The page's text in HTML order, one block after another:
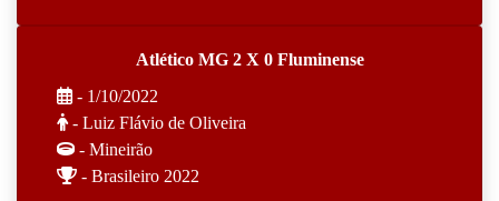
Atlético MG 2 X 0 Fluminense
- 1/10/2022
- Luiz Flávio de Oliveira
- Mineirão
- Brasileiro 2022